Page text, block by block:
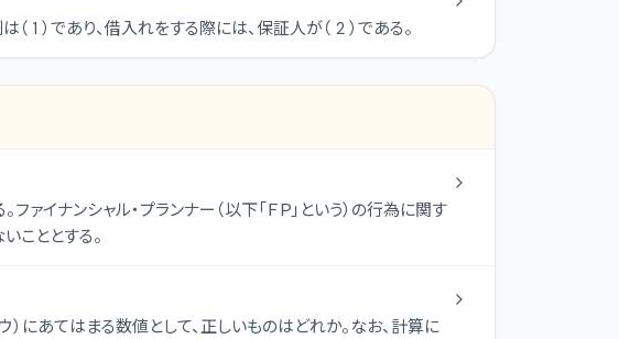
）であり、借入れをする際には、保証人が（ 2 ）である。
イナンシャル・プランナー（以下「ＦＰ」という）の行為に関す
こととする。
）にあてはまる数値として、正しいものはどれか。なお、計算に